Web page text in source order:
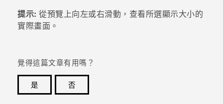
VIVELAND
提示: 從預覽上向左或右滑動，查看所選顯示大小的
實際畫面。
覺得這篇文章有用嗎？
是
否